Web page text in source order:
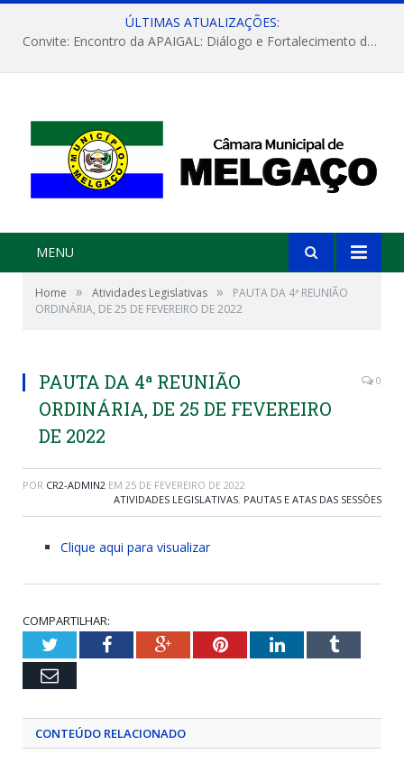
ÚLTIMAS ATUALIZAÇÕES:
Convite: Encontro da APAIGAL: Diálogo e Fortalecimento da Agricultura Familiar
MENU
Home » Atividades Legislativas »
PAUTA DA 4ª REUNIÃO
ORDINÁRIA, DE 25 DE FEVEREIRO DE 2022
PAUTA DA 4ª REUNIÃO
ORDINÁRIA, DE 25 DE FEVEREIRO
DE 2022
0
POR CR2-ADMIN2 EM 25 DE FEVEREIRO DE 2022
ATIVIDADES LEGISLATIVAS, PAUTAS E ATAS DAS SESSÕES
Clique aqui para visualizar
COMPARTILHAR:
TwitterFacebookGoogle+PinterestLinkedInTumblr
Email
CONTEÚDO RELACIONADO